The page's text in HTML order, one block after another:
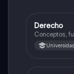
Ética
Derecho
Conceptos,
Universidad